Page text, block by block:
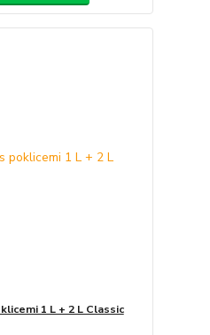
1 L + 2 L Classic